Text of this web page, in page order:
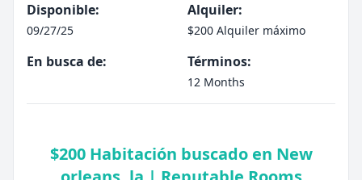
Disponible:
09/27/25
Alquiler:
$200 Alquiler máximo
En busca de: Términos:
12 Months
$200 Habitación buscado en New